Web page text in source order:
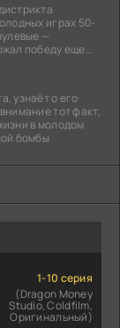
играх 50-
—
победу еще
узнаёт о его
тот факт,
в молодом
бомбы
1-10 серия
(Dragon Money
Studio, Coldfilm,
Оригинальный)